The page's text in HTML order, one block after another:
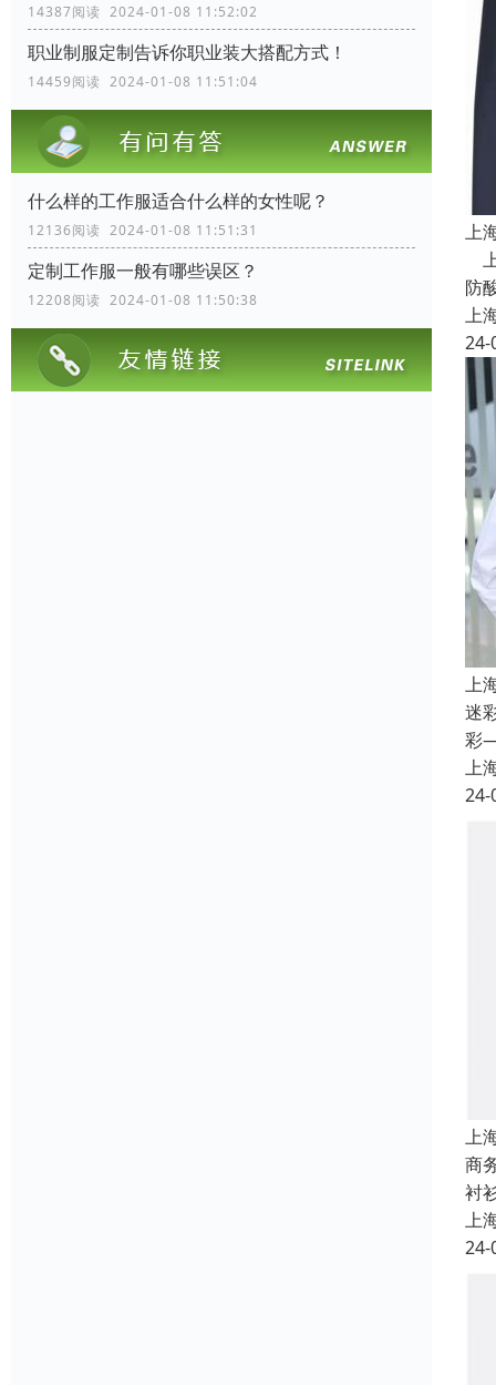
14387阅读 2024-01-08 11:52:02
职业制服定制告诉你职业装大搭配方式！
14459阅读 2024-01-08 11:51:04
什么样的工作服适合什么样的女性呢？
12136阅读 2024-01-08 11:51:31
定制工作服一般有哪些误区？
12208阅读 2024-01-08 11:50:38
上
防
上
24-
上
迷
彩
上
24-
上
商
衬
上
24-